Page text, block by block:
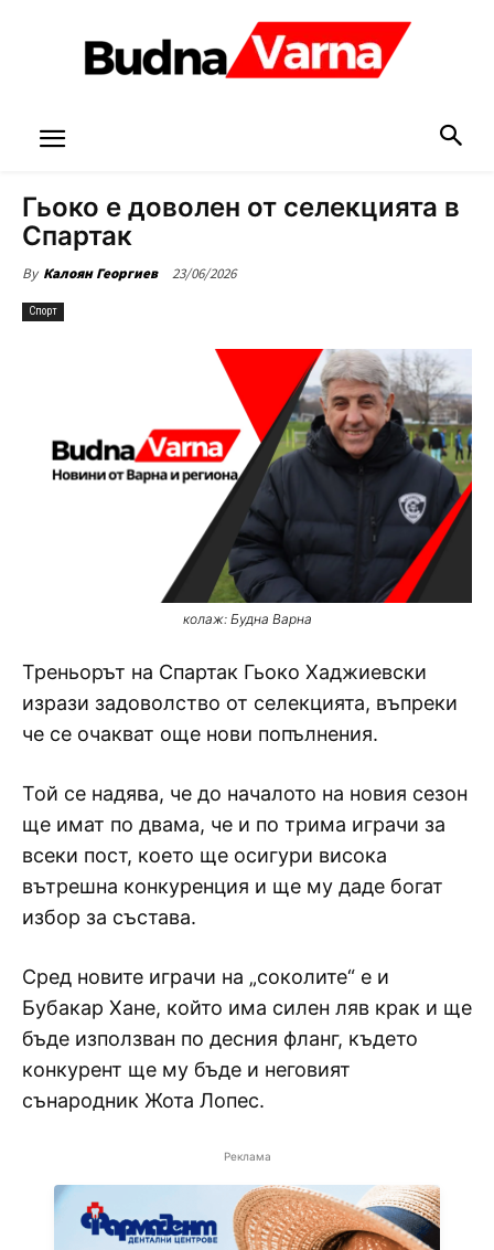
Гьоко е доволен от селекцията в
Спартак
By Калоян Георгиев 23/06/2026
Спорт
колаж: Будна Варна
Треньорът на Спартак Гьоко Хаджиевски
изрази задоволство от селекцията, въпреки
че се очакват още нови попълнения.
Той се надява, че до началото на новия сезон
ще имат по двама, че и по трима играчи за
всеки пост, което ще осигури висока
вътрешна конкуренция и ще му даде богат
избор за състава.
Сред новите играчи на „соколите“ е и
Бубакар Хане, който има силен ляв крак и ще
бъде използван по десния фланг, където
конкурент ще му бъде и неговият
сънародник Жота Лопес.
Реклама